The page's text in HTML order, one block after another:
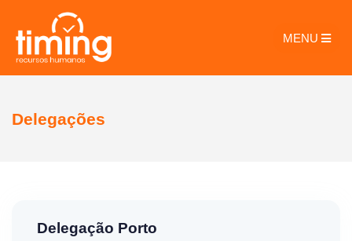
MENU
Delegações
Delegação Porto